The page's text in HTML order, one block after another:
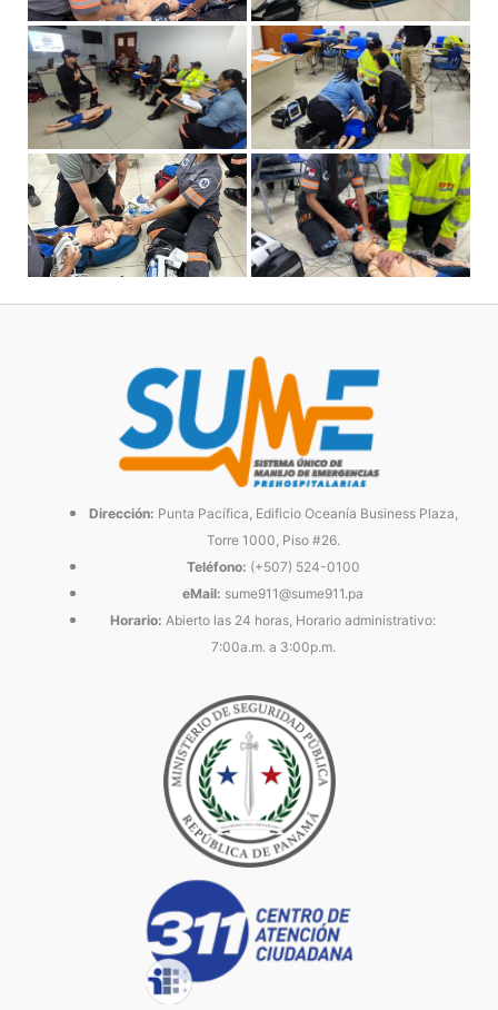
Dirección: Punta Pacífica, Edificio Oceanía Business Plaza,
Torre 1000, Piso #26.
Teléfono: (+507) 524-0100
eMail: sume911@sume911.pa
Horario: Abierto las 24 horas, Horario administrativo:
7:00a.m. a 3:00p.m.